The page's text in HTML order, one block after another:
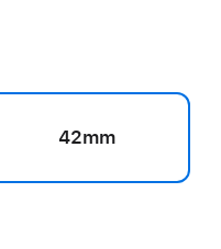
42mm